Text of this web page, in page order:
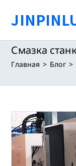
содержимому
Смазка
Главная > Блог >